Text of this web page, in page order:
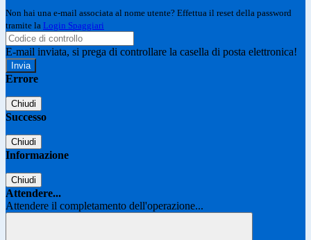
Non hai una e-mail associata al nome utente? Effettua il reset della password
tramite la Login Spaggiari
E-mail inviata, si prega di controllare la casella di posta elettronica!
Errore
Chiudi
Successo
Chiudi
Informazione
Chiudi
Attendere...
Attendere il completamento dell'operazione...